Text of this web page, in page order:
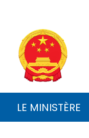
LE MINISTÈRE